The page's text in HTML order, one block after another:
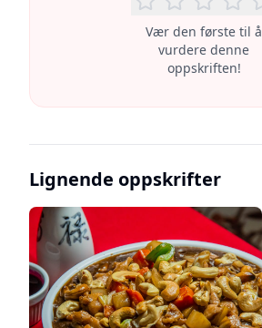
Vær den første til å
vurdere denne
oppskriften!
Lignende oppskrifter